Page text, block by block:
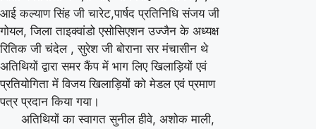
आई कल्याण सिंह जी चारेट,पार्षद प्रतिनिधि संजय जी
गोयल, जिला ताइक्वांडो एसोसिएशन उज्जैन के अध्यक्ष
रितिक जी चंदेल , सुरेश जी बोराना सर मंचासीन थे
अतिथियों द्वारा समर कैंप में भाग लिए खिलाड़ियों एवं
प्रतियोगिता में विजय खिलाड़ियों को मेडल एवं प्रमाण
पत्र प्रदान किया गया।
अतिथियों का स्वागत सुनील हीवे, अशोक माली,